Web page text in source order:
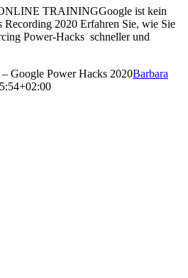
TRAININGGoogle ist kein
2020 Erfahren Sie, wie Sie
Power-Hacks schneller und
Google Power Hacks 2020Barbara